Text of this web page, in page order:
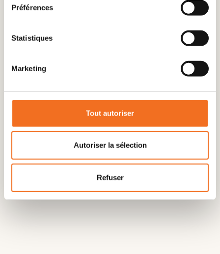
Préférences
Statistiques
Marketing
Tout autoriser
Autoriser la sélection
Refuser